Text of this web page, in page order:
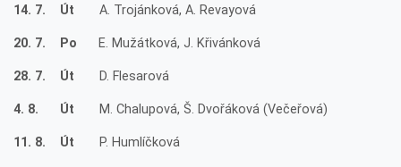
14. 7. Út A. Trojánková, A. Revayová
20. 7. Po E. Mužátková, J. Křivánková
28. 7. Út D. Flesarová
4. 8. Út M. Chalupová, Š. Dvořáková (Večeřová)
11. 8. Út P. Humlíčková